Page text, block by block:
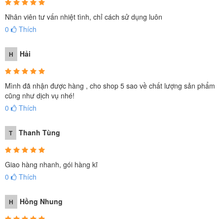
Nhân viên tư vấn nhiệt tình, chỉ cách sử dụng luôn
0
Thích
H Hải
Mình đã nhận được hàng , cho shop 5 sao về chất lượng sản phẩm
cũng như dịch vụ nhé!
0
Thích
T Thanh Tùng
Giao hàng nhanh, gói hàng kĩ
0
Thích
H Hồng Nhung